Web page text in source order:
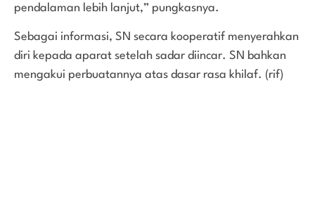
pendalaman lebih lanjut,” pungkasnya.
Sebagai informasi, SN secara kooperatif menyerahkan
diri kepada aparat setelah sadar diincar. SN bahkan
mengakui perbuatannya atas dasar rasa khilaf. (rif)